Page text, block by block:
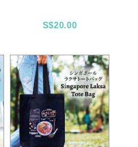
S$20.00